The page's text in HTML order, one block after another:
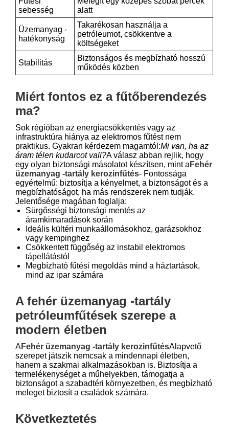
sebesség
alatt
Üzemanyag -
hatékonyság
Takarékosan használja a
petróleumot, csökkentve a
költségeket
Stabilitás
Biztonságos és megbízható hosszú
működés közben
Miért fontos ez a fűtőberendezés
ma?
Sok régióban az energiacsökkentés vagy az
infrastruktúra hiánya az elektromos fűtést nem
praktikus. Gyakran kérdezem magamtól:Mi van, ha az
áram télen kudarcot vall?A válasz abban rejlik, hogy
egy olyan biztonsági másolatot készítsen, mint a Fehér
üzemanyag -tartály kerozinfűtés- Fontossága
egyértelmű: biztosítja a kényelmet, a biztonságot és a
megbízhatóságot, ha más rendszerek nem tudják.
Jelentősége magában foglalja:
Sürgősségi biztonsági mentés az
áramkimaradások során
Ideális kültéri munkaállomásokhoz, garázsokhoz
vagy kempinghez
Csökkentett függőség az instabil elektromos
tápellátástól
Megbízható fűtési megoldás mind a háztartások,
mind az ipar számára
A fehér üzemanyag -tartály
petróleumfűtések szerepe a
modern életben
AFehér üzemanyag -tartály kerozinfűtésAlapvető
szerepet játszik nemcsak a mindennapi életben,
hanem a szakmai alkalmazásokban is. Biztosítja a
termelékenységet a műhelyekben, támogatja a
biztonságot a szabadtéri környezetben, és megbízható
meleget biztosít a családok számára.
Következtetés